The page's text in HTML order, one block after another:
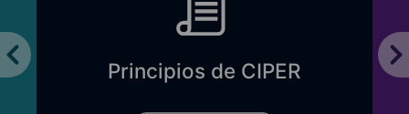
Principios de CIPER